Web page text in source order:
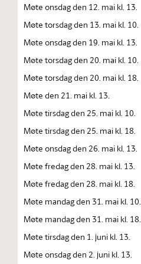
Møte onsdag den 12. mai kl. 13.
Møte torsdag den 13. mai kl. 10.
Møte onsdag den 19. mai kl. 13.
Møte torsdag den 20. mai kl. 10.
Møte torsdag den 20. mai kl. 18.
Møte den 21. mai kl. 13.
Møte tirsdag den 25. mai kl. 10.
Møte tirsdag den 25. mai kl. 18.
Møte onsdag den 26. mai kl. 13.
Møte fredag den 28. mai kl. 13.
Møte fredag den 28. mai kl. 18.
Møte mandag den 31. mai kl. 10.
Møte mandag den 31. mai kl. 18.
Møte tirsdag den 1. juni kl. 13.
Møte onsdag den 2. juni kl. 13.